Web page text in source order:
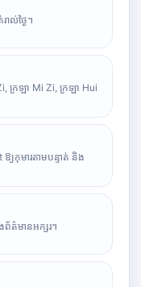
ល់ថ្ងៃ។
ក្រឡា Mi Zi, ក្រឡា Hui
កុមារតាមបន្ទាត់ និង
ព័ត៌មានអក្សរ។